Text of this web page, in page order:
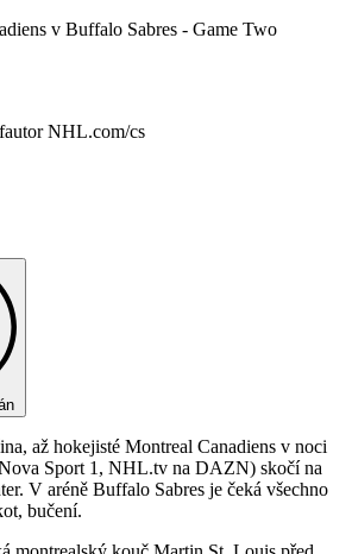
NHL.com/cs
až hokejisté Montreal Canadiens v noci
Sport 1, NHL.tv na DAZN) skočí na
V aréně Buffalo Sabres je čeká všechno
bučení.